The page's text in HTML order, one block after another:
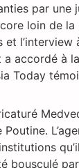
par une
loin de la
et
accordé à
Today
bousculé